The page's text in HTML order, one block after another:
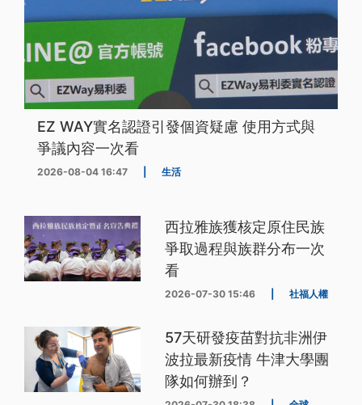
EZ WAY實名認證引發個資疑慮 使用方式與
爭議內容一次看
2026-08-04 16:47 生活
西拉雅族獲核定原住民族
爭取過程與族群分布一次
看
2026-07-30 15:46 社福人權
57天研發疫苗對抗非洲伊
波拉最新疫情 牛津大學團
隊如何辦到？